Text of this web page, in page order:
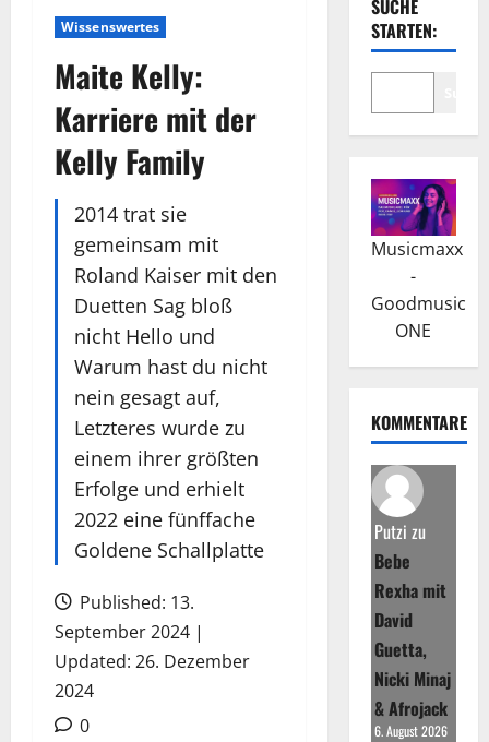
Wissenswertes
Maite Kelly:
Karriere mit der
Kelly Family
2014 trat sie
gemeinsam mit
Roland Kaiser mit den
Duetten Sag bloß
nicht Hello und
Warum hast du nicht
nein gesagt auf,
Letzteres wurde zu
einem ihrer größten
Erfolge und erhielt
2022 eine fünffache
Goldene Schallplatte
Published: 13.
September 2024 |
Updated: 26. Dezember
2024
0
SUCHE
STARTEN:
Musicmaxx
-
Goodmusic
ONE
KOMMENTARE
Putzi zu
Bebe
Rexha mit
David
Guetta,
Nicki Minaj
& Afrojack
6. August 2026